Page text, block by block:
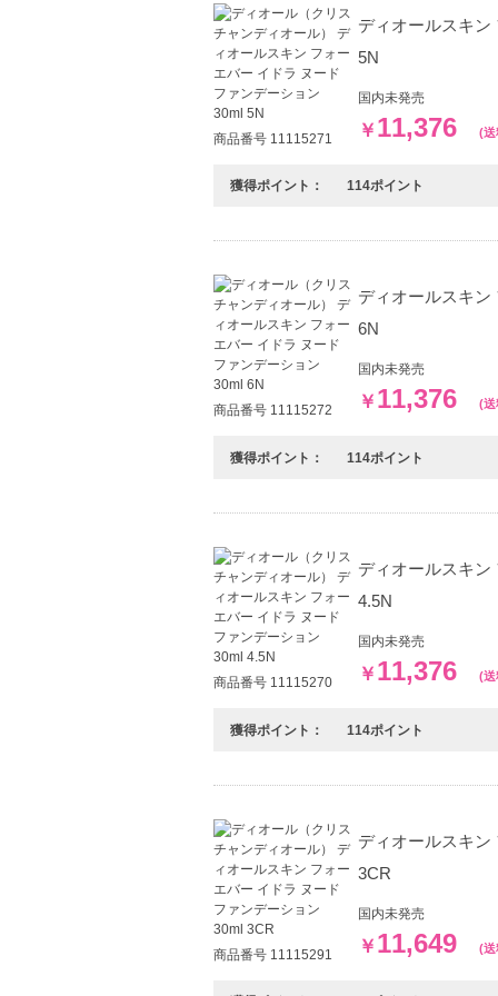
商品番号 11115271
ディオールスキン
5N
国内未発売
￥ 11,376 (送
獲得ポイント： 114ポイント
商品番号 11115272
ディオールスキン
6N
国内未発売
￥ 11,376 (送
獲得ポイント： 114ポイント
商品番号 11115270
ディオールスキン
4.5N
国内未発売
￥ 11,376 (送
獲得ポイント： 114ポイント
商品番号 11115291
ディオールスキン
3CR
国内未発売
￥ 11,649 (送